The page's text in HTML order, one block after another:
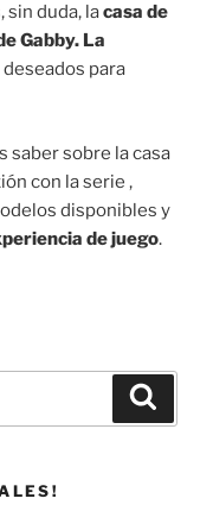
sin duda, lacasa de
Gabby. La
deseados para
saber sobre la casa
con la serie ,
disponibles y
de juego.